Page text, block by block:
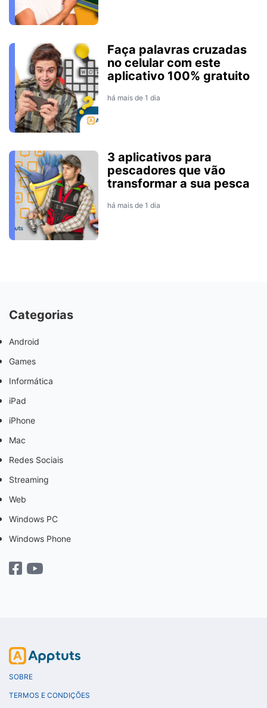
Faça palavras cruzadas
no celular com este
aplicativo 100% gratuito
há mais de 1 dia
3 aplicativos para
pescadores que vão
transformar a sua pesca
há mais de 1 dia
Categorias
Android
Games
Informática
iPad
iPhone
Mac
Redes Sociais
Streaming
Web
Windows PC
Windows Phone
SOBRE
TERMOS E CONDIÇÕES